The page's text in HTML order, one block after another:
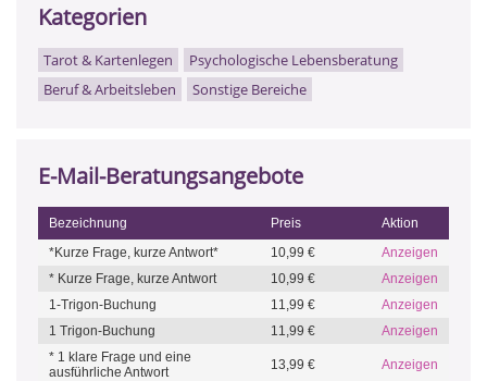
Kategorien
Tarot & Kartenlegen
Psychologische Lebensberatung
Beruf & Arbeitsleben
Sonstige Bereiche
E-Mail-Beratungsangebote
Bezeichnung Preis
Aktion
*Kurze Frage, kurze Antwort*
10,99 €
Anzeigen
* Kurze Frage, kurze Antwort
10,99 €
Anzeigen
1-Trigon-Buchung
11,99 €
Anzeigen
1 Trigon-Buchung
11,99 €
Anzeigen
* 1 klare Frage und eine
ausführliche Antwort
13,99 € Anzeigen